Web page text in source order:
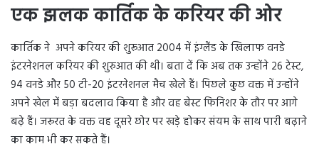
एक झलक कार्तिक के करियर की ओर
कार्तिक ने अपने करियर की शुरूआत 2004 में इंग्लैंड के खिलाफ वनडे
इंटरनेशनल करियर की शुरुआत की थी। बता दें कि अब तक उन्होंने 26 टेस्ट,
94 वनडे और 50 टी-20 इंटरनेशनल मैच खेले हैं। पिछले कुछ वक्त में उन्होंने
अपने खेल में बड़ा बदलाव किया है और वह बेस्ट फिनिशर के तौर पर आगे
बढ़े हैं। जरूरत के वक्त वह दूसरे छोर पर खड़े होकर संयम के साथ पारी बढ़ाने
का काम भी कर सकते हैं।